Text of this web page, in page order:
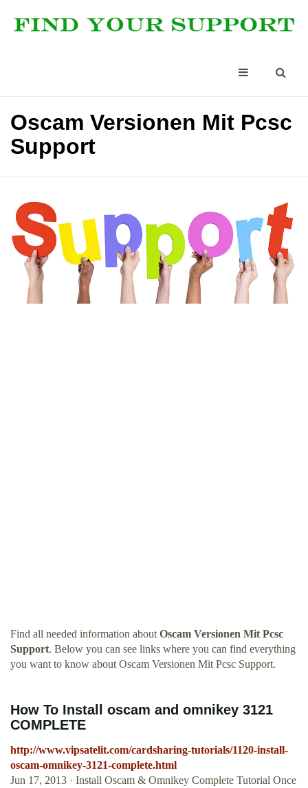
Oscam Versionen Mit Pcsc
Support
Find all needed information about Oscam Versionen Mit Pcsc
Support. Below you can see links where you can find everything
you want to know about Oscam Versionen Mit Pcsc Support.
How To Install oscam and omnikey 3121
COMPLETE
http://www.vipsatelit.com/cardsharing-tutorials/1120-install-
oscam-omnikey-3121-complete.html
Jun 17, 2013 · Install Oscam & Omnikey Complete Tutorial Once